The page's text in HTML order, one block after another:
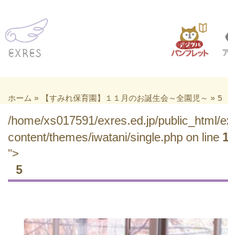
ホーム » 【すみれ保育園】１１月のお誕生会～全園児～ » 5
/home/xs017591/exres.ed.jp/public_html/
content/themes/iwatani/single.php on line
">
5